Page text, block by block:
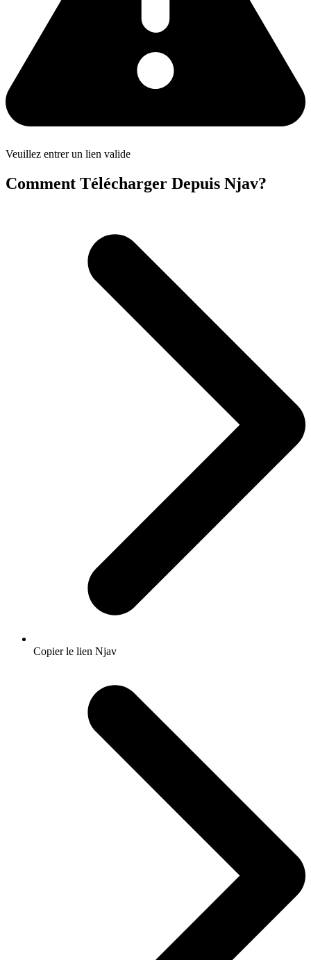
Veuillez entrer un lien valide
Comment Télécharger Depuis Njav?
Copier le lien Njav